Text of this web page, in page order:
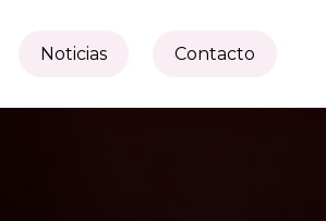
Noticias Contacto